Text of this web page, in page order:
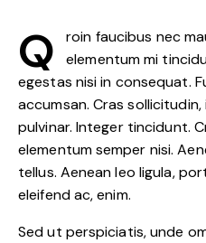
Q
roin faucibus nec
elementum mi
egestas nisi in consequat.
accumsan. Cras
pulvinar. Integer tincidunt.
elementum semper nisi.
tellus. Aenean leo ligula,
eleifend ac, enim.
Sed ut perspiciatis, unde